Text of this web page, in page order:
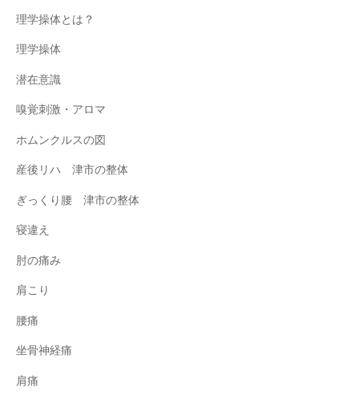
理学操体とは？
理学操体
潜在意識
嗅覚刺激・アロマ
ホムンクルスの図
産後リハ 津市の整体
ぎっくり腰 津市の整体
寝違え
肘の痛み
肩こり
腰痛
坐骨神経痛
肩痛